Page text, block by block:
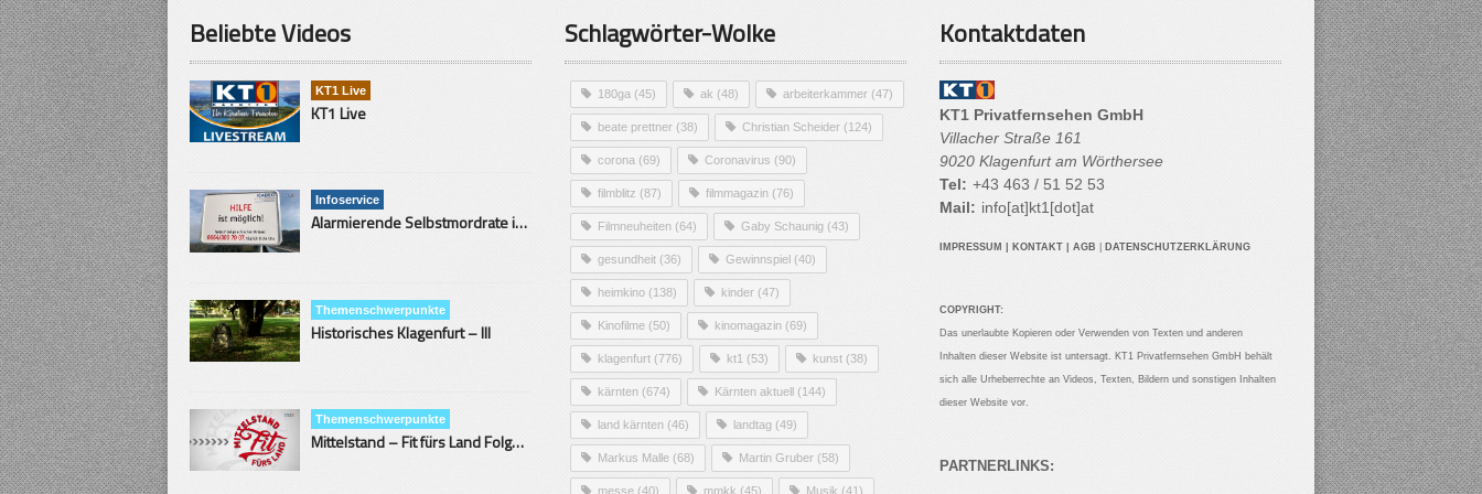
Beliebte Videos
KT1 Live
KT1 Live
Infoservice
Alarmierende Selbstmordrate in Kärnten
Themenschwerpunkte
Historisches Klagenfurt – III
Themenschwerpunkte
Mittelstand – Fit fürs Land Folge 9- Konditor
Schlagwörter-Wolke
180ga (45) ak (48) arbeiterkammer (47)
beate prettner (38) Christian Scheider (124)
corona (69) Coronavirus (90)
filmblitz (87) filmmagazin (76)
Filmneuheiten (64) Gaby Schaunig (43)
gesundheit (36) Gewinnspiel (40)
heimkino (138) kinder (47)
Kinofilme (50) kinomagazin (69)
klagenfurt (776) kt1 (53) kunst (38)
kärnten (674) Kärnten aktuell (144)
land kärnten (46) landtag (49)
Markus Malle (68) Martin Gruber (58)
messe (40) mmkk (45) Musik (41)
Kontaktdaten
KT1 Privatfernsehen GmbH
Villacher Straße 161
9020 Klagenfurt am Wörthersee
Tel: +43 463 / 51 52 53
Mail: info[at]kt1[dot]at
IMPRESSUM KONTAKT AGB DATENSCHUTZERKLÄRUNG
COPYRIGHT:
Das unerlaubte Kopieren oder Verwenden von Texten und anderen
Inhalten dieser Website ist untersagt. KT1 Privatfernsehen GmbH behält
sich alle Urheberrechte an Videos, Texten, Bildern und sonstigen Inhalten
dieser Website vor.
PARTNERLINKS: